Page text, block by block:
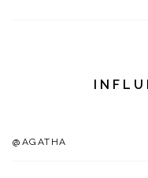
@AGATHA